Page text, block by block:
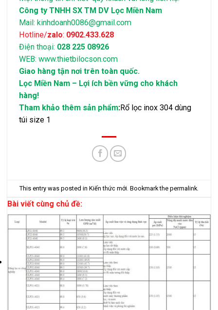
Công ty TNHH SX TM DV Lọc Miền Nam
Mail:kinhdoanh0086@gmail.com
Hotline/zalo: 0902.433.628
Điện thoại: 028 225 08926
WEB:www.thietbilocson.com
Giao hàng tận nơi trên toàn quốc.
Lọc Miền Nam – Lợi ích bền vững cho khách
hàng!
Tham khảo thêm sản phẩm:Rổ lọc inox 304 dùng
túi size 1
This entry was posted in Kiến thức mới . Bookmark the permalink
Bài viết cùng chủ đề: